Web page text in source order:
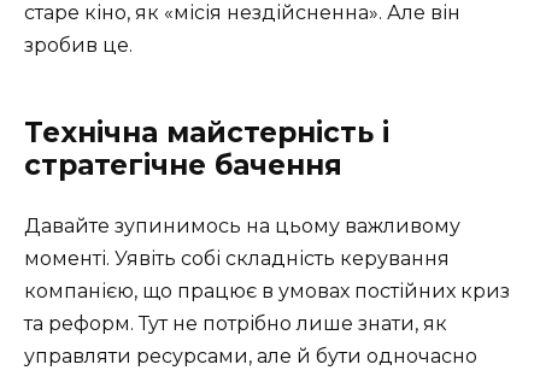
старе кіно, як «місія нездійсненна». Але він
зробив це.
Технічна майстерність і
стратегічне бачення
Давайте зупинимось на цьому важливому
моменті. Уявіть собі складність керування
компанією, що працює в умовах постійних криз
та реформ. Тут не потрібно лише знати, як
управляти ресурсами, але й бути одночасно